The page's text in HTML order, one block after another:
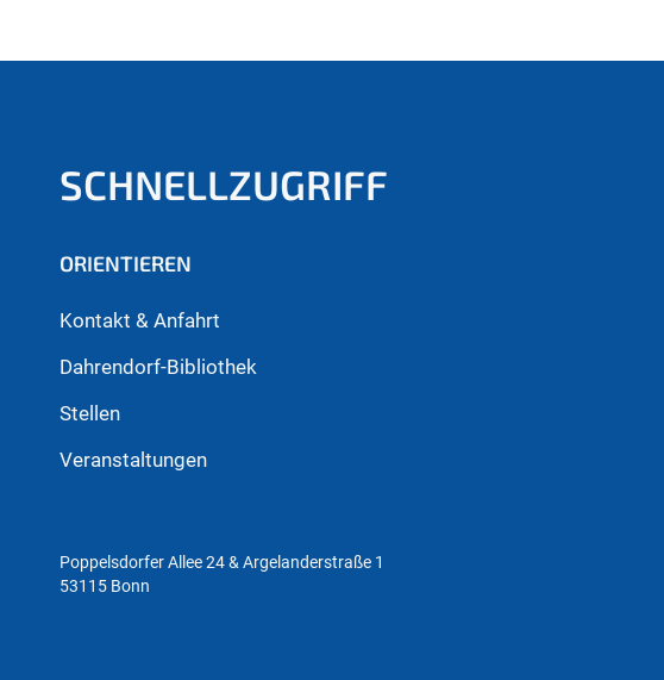
SCHNELLZUGRIFF
ORIENTIEREN
Kontakt & Anfahrt
Dahrendorf-Bibliothek
Stellen
Veranstaltungen
Poppelsdorfer Allee 24 & Argelanderstraße 1
53115 Bonn